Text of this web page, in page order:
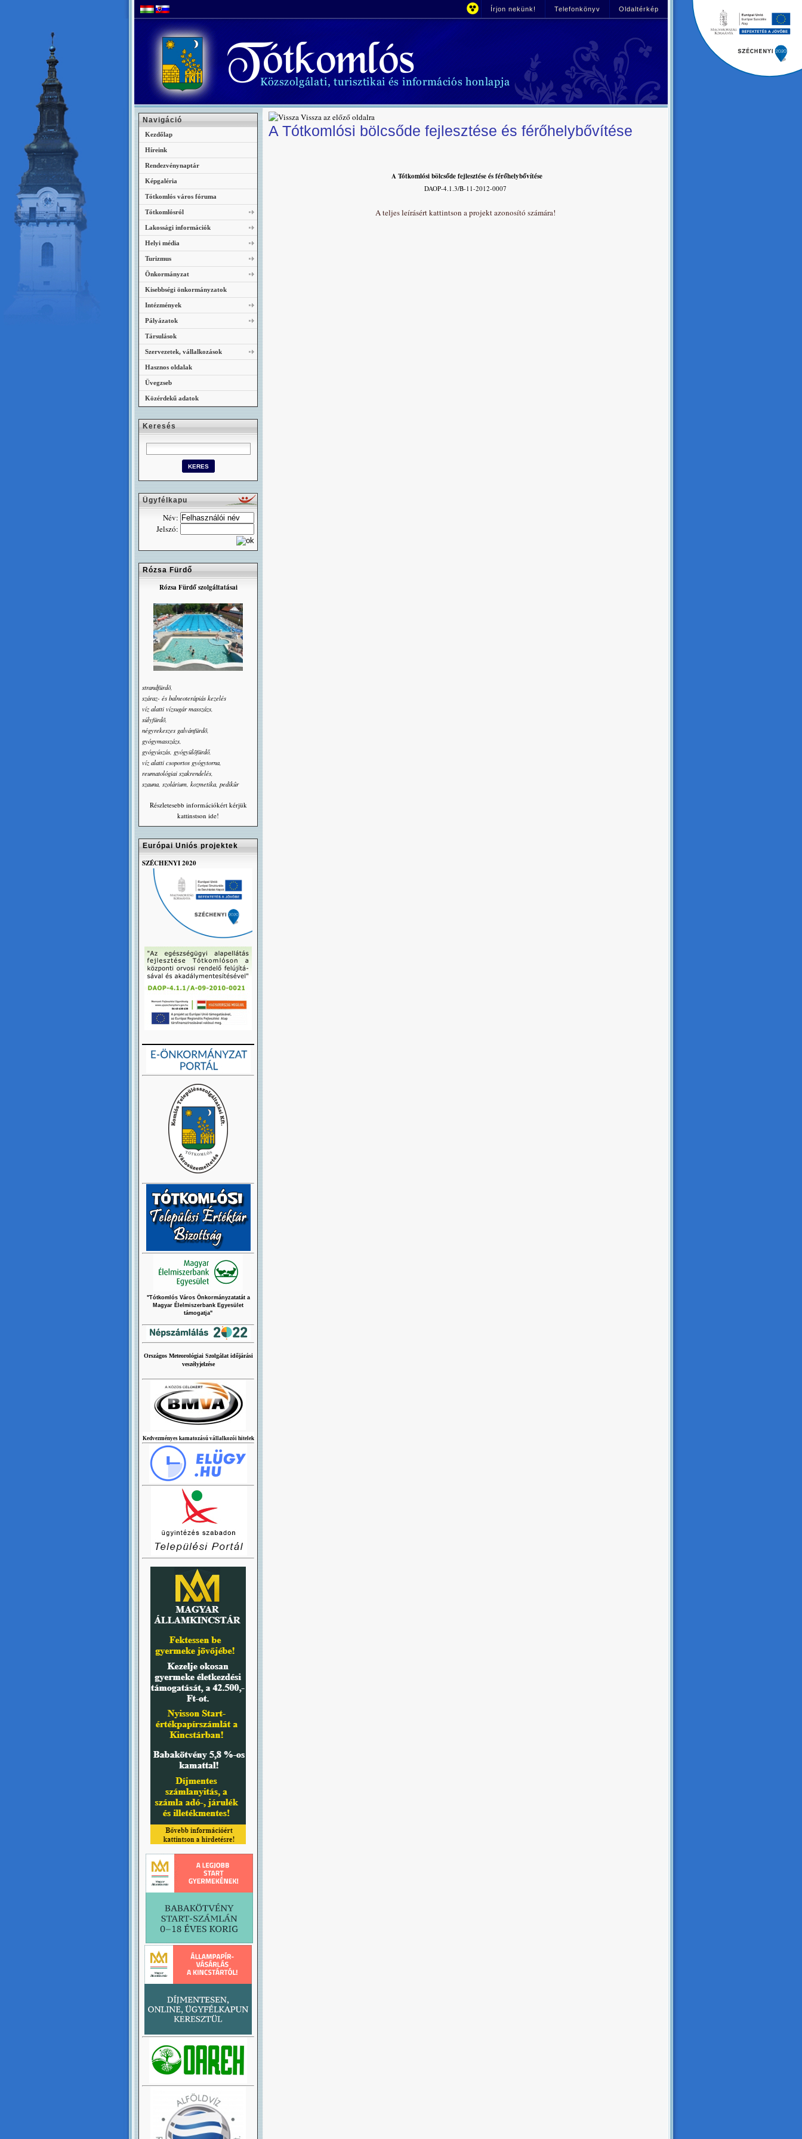
Írjon nekünk! Telefonkönyv Oldaltérkép
Vissza az előző oldalra
A Tótkomlósi bölcsőde fejlesztése és férőhelybővítése
A Tótkomlósi bölcsőde fejlesztése és férőhelybővítése
DAOP-4.1.3/B-11-2012-0007
A teljes leírásért kattintson a projekt azonosító számára!
Navigáció
Kezdőlap
Híreink
Rendezvénynaptár
Képgaléria
Tótkomlós város fóruma
Tótkomlósról
Lakossági információk
Helyi média
Turizmus
Önkormányzat
Kisebbségi önkormányzatok
Intézmények
Pályázatok
Társulások
Szervezetek, vállalkozások
Hasznos oldalak
Üvegzseb
Közérdekű adatok
Keresés
Ügyfélkapu
Név:
Jelszó:
Rózsa Fürdő
Rózsa Fürdő szolgáltatásai
strandfürdõ,
száraz- és balneoterápiás kezelés
víz alatti vízsugár masszázs,
súlyfürdõ,
négyrekeszes galvánfürdõ,
gyógymasszázs,
gyógyúszás, gyógyülõfürdő,
víz alatti csoportos gyógytorna,
reumatológiai szakrendelés,
szauna, szolárium, kozmetika, pedikûr
Részletesebb információkért kérjük
kattinstson ide!
Európai Uniós projektek
SZÉCHENYI 2020
"Tótkomlós Város Önkormányzatatát a
Magyar Élelmiszerbank Egyesület
támogatja"
Országos Meteorológiai Szolgálat időjárási
veszélyjelzése
Kedvezményes kamatozású vállalkozói hitelek